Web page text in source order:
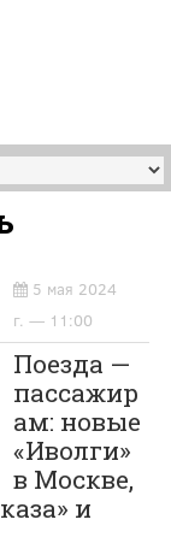
5 мая 2024
г. — 11:00
Поезда —
пассажир
ам: новые
«Иволги»
в Москве,
и